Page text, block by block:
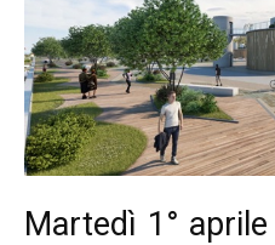
Martedì 1°